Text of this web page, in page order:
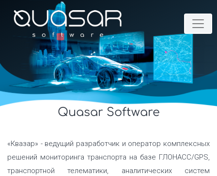
Quasar Software
«Квазар» - ведущий разработчик и оператор комплексных
решений мониторинга транспорта на базе ГЛОНАСС/GPS,
транспортной телематики, аналитических систем